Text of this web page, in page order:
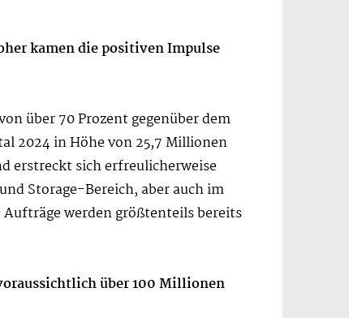
kamen die positiven Impulse
über 70 Prozent gegenüber dem
2024 in Höhe von 25,7 Millionen
erstreckt sich erfreulicherweise
Storage-Bereich, aber auch im
werden größtenteils bereits
über 100 Millionen